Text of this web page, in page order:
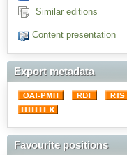
Similar editions
Content presentation
Export metadata
Favourite positions